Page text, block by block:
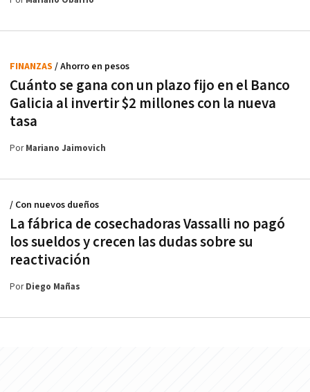
Cuánto se gana con un plazo fijo en el Banco
Galicia al invertir $2 millones con la nueva
tasa
FINANZAS / Ahorro en pesos
PorMariano Jaimovich
La fábrica de cosechadoras Vassalli no pagó
los sueldos y crecen las dudas sobre su
reactivación
/ Con nuevos dueños
PorDiego Mañas